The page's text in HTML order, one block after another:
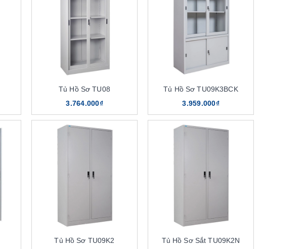
Tủ Hồ Sơ TU08
3.764.000₫
Tủ Hồ Sơ TU09K3BCK
3.959.000₫
Tủ Hồ Sơ TU09K2
Tủ Hồ Sơ Sắt TU09K2N